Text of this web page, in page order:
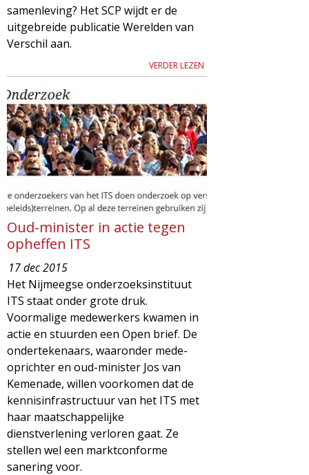
samenleving? Het SCP wijdt er de
uitgebreide publicatie Werelden van
Verschil aan.
VERDER LEZEN
Oud-minister in actie tegen
opheffen ITS
17 dec 2015
Het Nijmeegse onderzoeksinstituut
ITS staat onder grote druk.
Voormalige medewerkers kwamen in
actie en stuurden een Open brief. De
ondertekenaars, waaronder mede-
oprichter en oud-minister Jos van
Kemenade, willen voorkomen dat de
kennisinfrastructuur van het ITS met
haar maatschappelijke
dienstverlening verloren gaat. Ze
stellen wel een marktconforme
sanering voor.